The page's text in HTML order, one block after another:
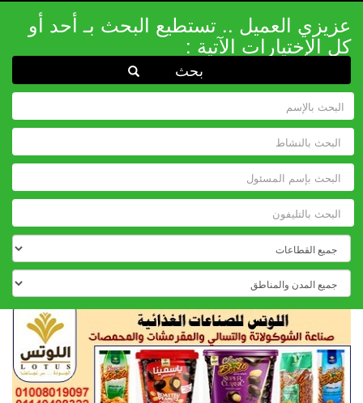
عزيزي العميل .. تستطيع البحث بـ أحد أو
كل الإختيارات الآتية :